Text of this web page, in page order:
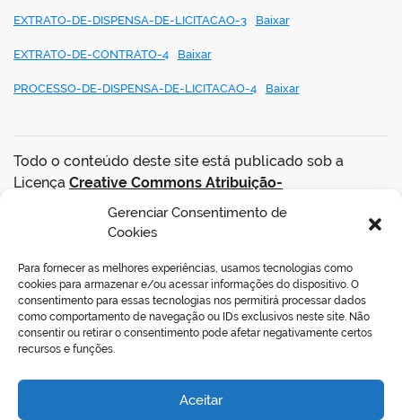
Gerenciar Consentimento de
Cookies
Para fornecer as melhores experiências, usamos tecnologias como
cookies para armazenar e/ou acessar informações do dispositivo. O
consentimento para essas tecnologias nos permitirá processar dados
como comportamento de navegação ou IDs exclusivos neste site. Não
consentir ou retirar o consentimento pode afetar negativamente certos
recursos e funções.
Aceitar
EXTRATO-DE-DISPENSA-DE-LICITACAO-3 Baixar
EXTRATO-DE-CONTRATO-4 Baixar
PROCESSO-DE-DISPENSA-DE-LICITACAO-4 Baixar
Todo o conteúdo deste site está publicado sob a
Licença Creative Commons Atribuição-
SemDerivações 3.0 Não Adaptada
VOLTAR AO TOPO